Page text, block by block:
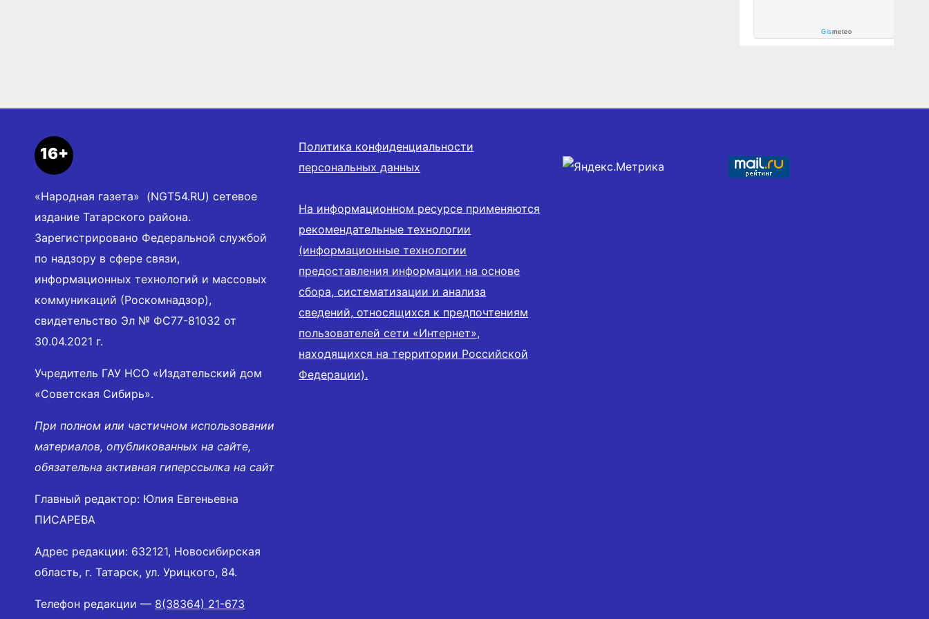
Gismeteo
16+
«Народная газета» (NGT54.RU) сетевое
издание Татарского района.
Зарегистрировано Федеральной службой
по надзору в сфере связи,
информационных технологий и массовых
коммуникаций (Роскомнадзор),
свидетельство Эл № ФС77-81032 от
30.04.2021 г.
Учредитель ГАУ НСО «Издательский дом
«Советская Сибирь».
При полном или частичном использовании
материалов, опубликованных на сайте,
обязательна активная гиперссылка на сайт
Главный редактор: Юлия Евгеньевна
ПИСАРЕВА
Адрес редакции: 632121, Новосибирская
область, г. Татарск, ул. Урицкого, 84.
Телефон редакции — 8(38364) 21-673
Политика конфиденциальности
персональных данных
На информационном ресурсе применяются
рекомендательные технологии
(информационные технологии
предоставления информации на основе
сбора, систематизации и анализа
сведений, относящихся к предпочтениям
пользователей сети «Интернет»,
находящихся на территории Российской
Федерации).